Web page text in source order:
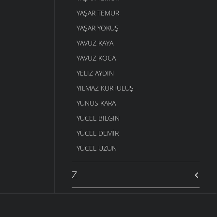
YAŞAR TEMUR
YAŞAR YOKUŞ
YAVUZ KAYA
YAVUZ KOCA
YELIZ AYDIN
YILMAZ KURTULUŞ
YUNUS KARA
YÜCEL BILGIN
YÜCEL DEMIR
YÜCEL UZUN
Z